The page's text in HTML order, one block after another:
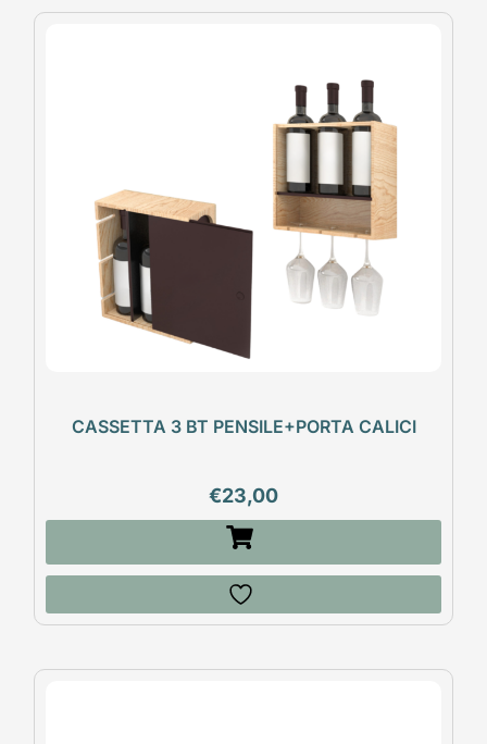
CASSETTA 3 BT PENSILE+PORTA CALICI
€23,00